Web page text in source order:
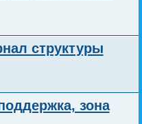
структуры
зона